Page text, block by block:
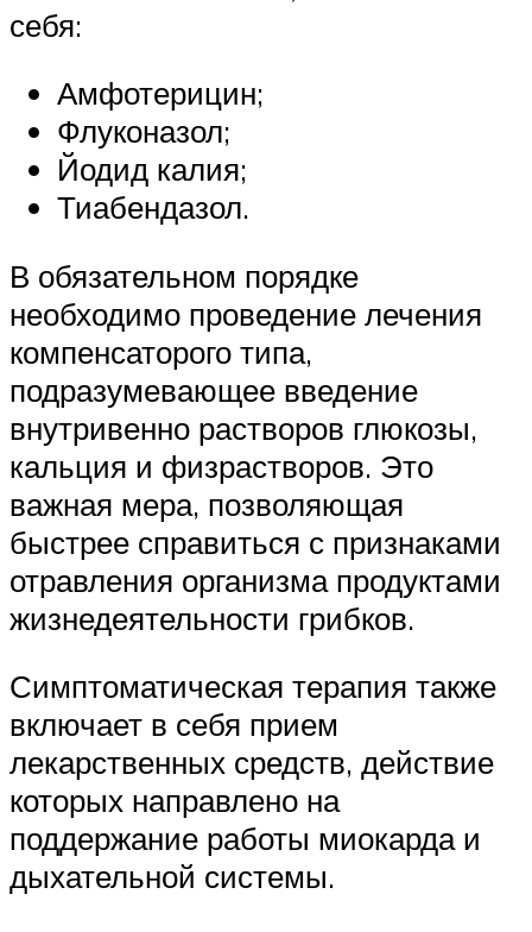
себя:
Амфотерицин;
Флуконазол;
Йодид калия;
Тиабендазол.
В обязательном порядке
необходимо проведение лечения
компенсаторого типа,
подразумевающее введение
внутривенно растворов глюкозы,
кальция и физрастворов. Это
важная мера, позволяющая
быстрее справиться с признаками
отравления организма продуктами
жизнедеятельности грибков.
Симптоматическая терапия также
включает в себя прием
лекарственных средств, действие
которых направлено на
поддержание работы миокарда и
дыхательной системы.